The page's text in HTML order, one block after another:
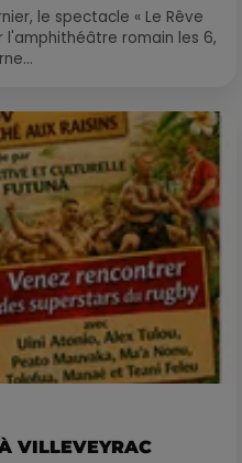
le spectacle « Le Rêve
l'amphithéâtre romain les 6,
VILLEVEYRAC